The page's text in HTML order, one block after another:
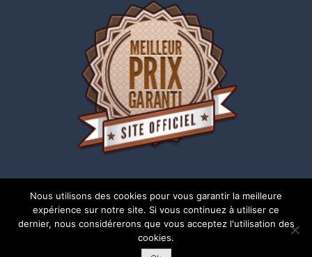
Copyright © 2018 | Tous droits réservés |
Nous utilisons des cookies pour vous garantir la meilleure
expérience sur notre site. Si vous continuez à utiliser ce
dernier, nous considérerons que vous acceptez l'utilisation des
cookies.